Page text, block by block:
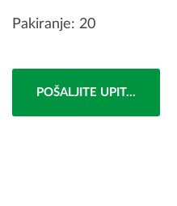
Pakiranje: 20
POŠALJITE UPIT...